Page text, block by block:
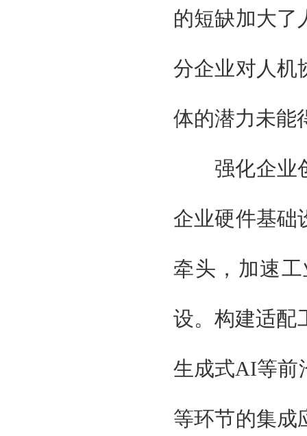
的短缺加大了
分企业对人机
体的潜力未能
强化企业创
企业硬件基础
牵头，加速
设。构建适配
生成式AI等前
等环节的集成